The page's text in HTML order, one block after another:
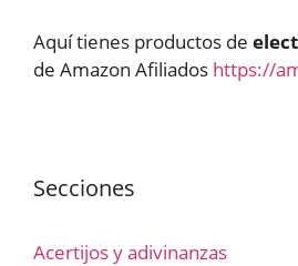
Aquí tienes productos de
de Amazon Afiliados https://
Secciones
Acertijos y adivinanzas